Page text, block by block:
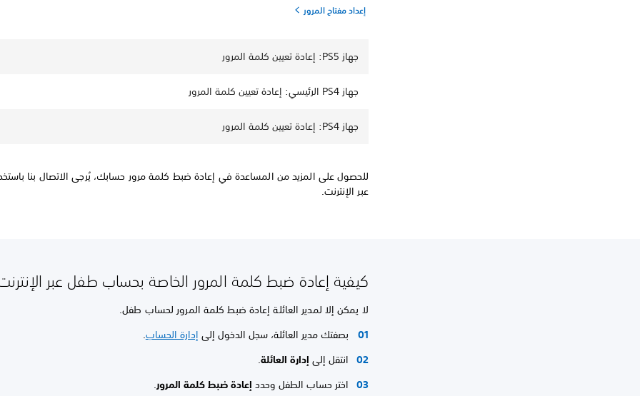
إعداد مفتاح المرور
جهاز PS5: إعادة تعيين كلمة المرور
جهاز PS4 الرئيسي: إعادة تعيين كلمة المرور
جهاز PS4: إعادة تعيين كلمة المرور
للحصول على المزيد من المساعدة في إعادة ضبط كلمة مرور حسابك، يُرجى الاتصال بنا
عبر الإنترنت.
كيفية إعادة ضبط كلمة المرور الخاصة بحساب طفل عبر
لا يمكن إلا لمدير العائلة إعادة ضبط كلمة المرور لحساب طفل.
بصفتك مدير العائلة، سجل الدخول إلى إدارة الحساب
انتقل إلى إدارة العائلة
اختر حساب الطفل وحدد إعادة ضبط كلمة المرور